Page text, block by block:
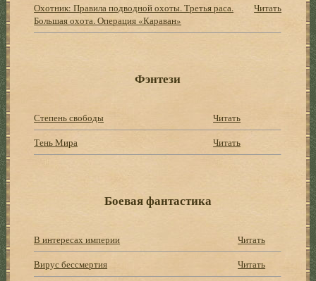
Охотник: Правила подводной охоты. Третья раса.
Большая охота. Операция «Караван»
Читать
Фэнтези
Степень свободы
Читать
Тень Мира
Читать
Боевая фантастика
В интересах империи
Читать
Вирус бессмертия
Читать